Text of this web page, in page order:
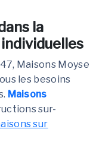
la
Maisons Moyse
les besoins
Maisons
sur-
sur